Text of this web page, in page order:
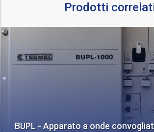
Prodotti
BUPL - Apparato a onde